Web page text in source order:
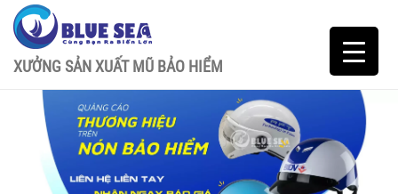
XƯỞNG SẢN XUẤT MŨ BẢO HIỂM